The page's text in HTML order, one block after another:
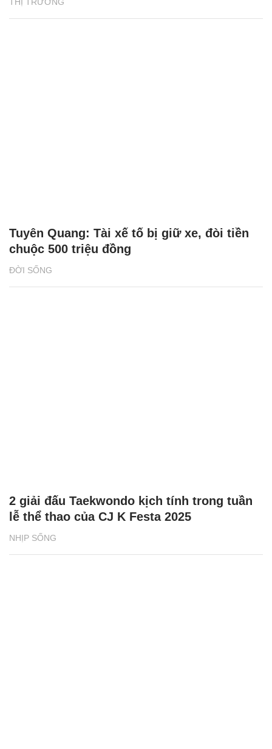
ĐỜI SỐNG
Tuyên Quang: Tài xế tố bị giữ xe, đòi tiền
chuộc 500 triệu đồng
NHỊP SỐNG
2 giải đấu Taekwondo kịch tính trong tuần
lễ thể thao của CJ K Festa 2025